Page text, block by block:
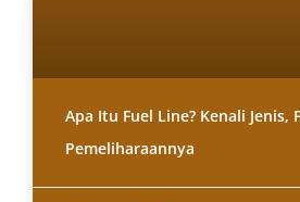
Apa Itu Fuel Line? Kenali Jenis,
Pemeliharaannya